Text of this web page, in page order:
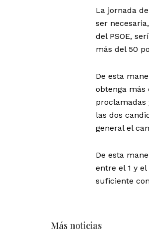
La jornada
ser
del PSOE,
más del 50
De esta
obtenga más
proclamadas
las dos
general el
De esta
entre el 1 y
suficiente
Más noticias